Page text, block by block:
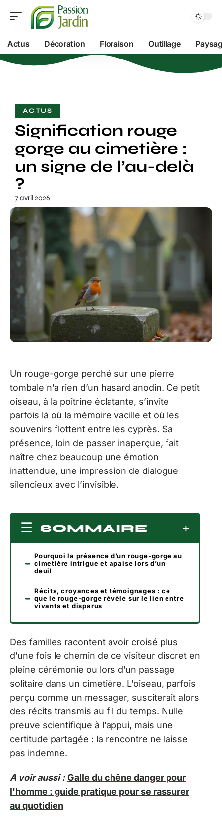
Actus Décoration Floraison Outillage
ACTUS
Signification rouge
gorge au cimetière :
un signe de l’au-delà
?
7 avril 2026
Un rouge-gorge perché sur une pierre
tombale n’a rien d’un hasard anodin. Ce petit
oiseau, à la poitrine éclatante, s’invite
parfois là où la mémoire vacille et où les
souvenirs flottent entre les cyprès. Sa
présence, loin de passer inaperçue, fait
naître chez beaucoup une émotion
inattendue, une impression de dialogue
silencieux avec l’invisible.
SOMMAIRE
Pourquoi la présence d’un rouge-gorge au
cimetière intrigue et apaise lors d’un
deuil
Récits, croyances et témoignages : ce
que le rouge-gorge révèle sur le lien entre
vivants et disparus
Des familles racontent avoir croisé plus
d’une fois le chemin de ce visiteur discret en
pleine cérémonie ou lors d’un passage
solitaire dans un cimetière. L’oiseau, parfois
perçu comme un messager, susciterait alors
des récits transmis au fil du temps. Nulle
preuve scientifique à l’appui, mais une
certitude partagée : la rencontre ne laisse
pas indemne.
A voir aussi : Galle du chêne danger pour
l'homme : guide pratique pour se rassurer
au quotidien